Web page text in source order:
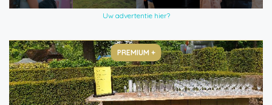
Uw advertentie hier?
PREMIUM +